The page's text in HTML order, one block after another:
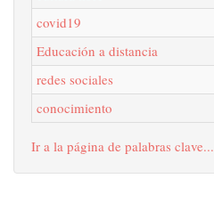
covid19
Educación a distancia
redes sociales
conocimiento
Ir a la página de palabras clave...